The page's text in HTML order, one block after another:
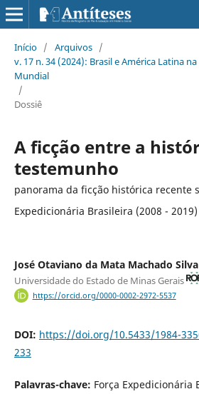
Início / Arquivos /
v. 17 n. 34 (2024): Brasil e América Latina
Mundial
/
Dossiê
A ficção entre a
testemunho
panorama da ficção histórica recente
Expedicionária Brasileira (2008 - 2019)
José Otaviano da Mata Machado Silva
Universidade do Estado de Minas Gerais
https://orcid.org/0000-0002-2972-5537
DOI: https://doi.org/10.5433/1984-
233
Palavras-chave: Força